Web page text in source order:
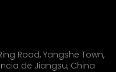
Road, Yangshe Town,
de Jiangsu, China